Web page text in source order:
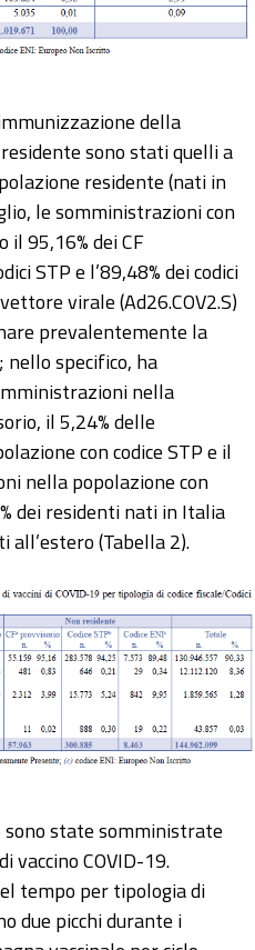
della
sono stati quelli a
residente (nati in
le somministrazioni con
il 95,16% dei CF
STP e l’89,48% dei codici
virale (Ad26.COV2.S)
prevalentemente la
specifico, ha
nella
il 5,24% delle
con codice STP e il
nella popolazione con
dei residenti nati in Italia
all’estero (Tabella 2).
state somministrate
vaccino COVID-19.
tempo per tipologia di
due picchi durante i